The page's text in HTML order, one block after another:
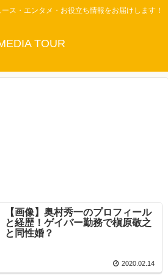
ス・エンタメ・お役立ち情報をお届けします！
TOUR
【画像】奥村秀一のプロフィール
と経歴！ゲイバー勤務で槇原敬之
と同性婚？
2020.02.14